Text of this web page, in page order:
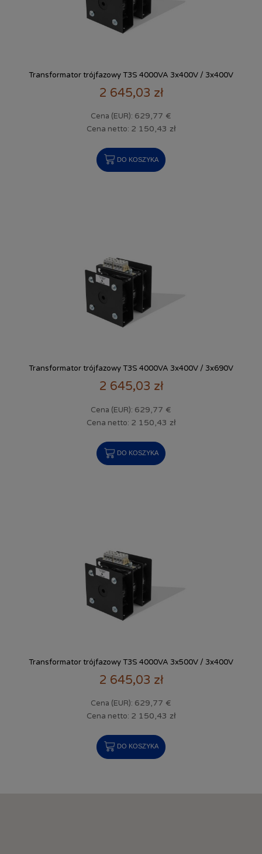
Transformator trójfazowy T3S 4000VA 3x400V / 3x400V
2 645,03 zł
Cena (EUR): 629,77 €
Cena netto: 2 150,43 zł
DO KOSZYKA
Transformator trójfazowy T3S 4000VA 3x400V / 3x690V
2 645,03 zł
Cena (EUR): 629,77 €
Cena netto: 2 150,43 zł
DO KOSZYKA
Transformator trójfazowy T3S 4000VA 3x500V / 3x400V
2 645,03 zł
Cena (EUR): 629,77 €
Cena netto: 2 150,43 zł
DO KOSZYKA